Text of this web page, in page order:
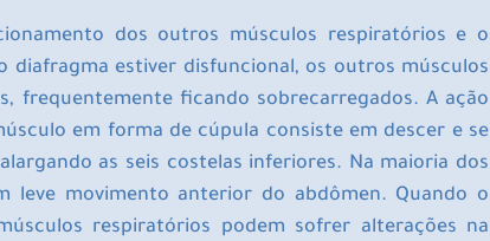
dos outros músculos respiratórios e o
diafragma estiver disfuncional, os outros músculos
frequentemente ficando sobrecarregados. A ação
em forma de cúpula consiste em descer e se
as seis costelas inferiores. Na maioria dos
leve movimento anterior do abdômen. Quando o
respiratórios podem sofrer alterações na